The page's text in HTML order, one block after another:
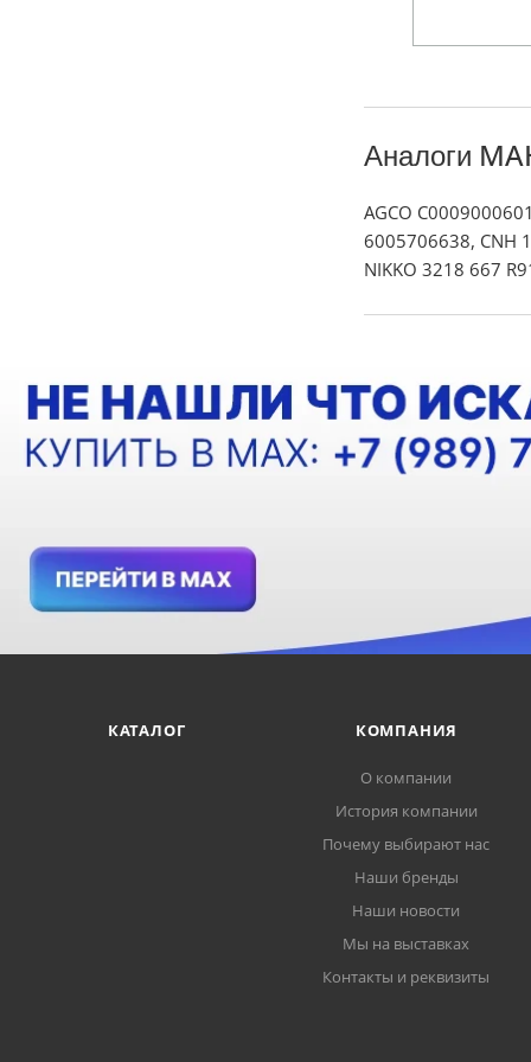
Аналоги
AGCO
6005706638, CNH
NIKKO 3218 667
КАТАЛОГ КОМПАНИЯ
О компании
История компании
Почему выбирают нас
Наши бренды
Наши новости
Мы на выставках
Контакты и реквизиты